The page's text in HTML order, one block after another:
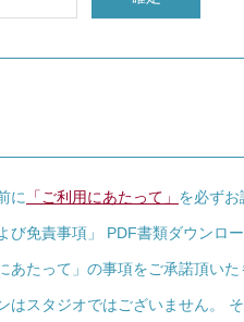
に 「ご利用にあたって」 を必ずお
び免責事項」 PDF書類ダウンロ
たって」の事項をご承諾頂いた
スタジオではございません。